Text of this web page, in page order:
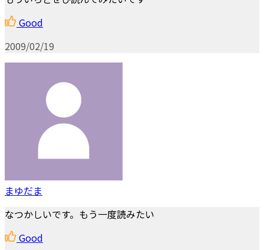
Good
2009/02/19
まゆだま
なつかしいです。もう一度読みたい
Good